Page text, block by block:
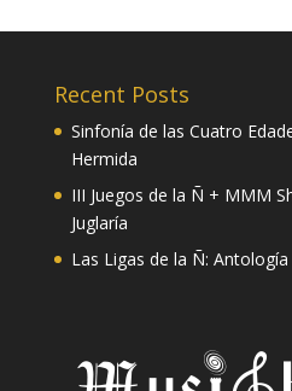
Recent Posts
Sinfonía de las Cuatro
Hermida
III Juegos de la Ñ + MMM
Juglaría
Las Ligas de la Ñ: Antología